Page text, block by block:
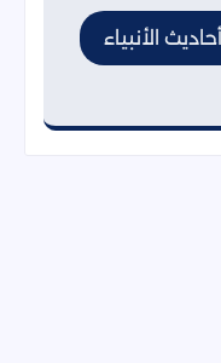
الأنبياء